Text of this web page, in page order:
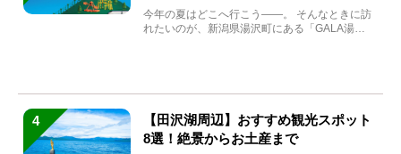
まれ変わる
今年の夏はどこへ行こう――。 そんなときに訪
れたいのが、新潟県湯沢町にある「GALA湯
4
【田沢湖周辺】おすすめ観光スポット
8選！絶景からお土産まで